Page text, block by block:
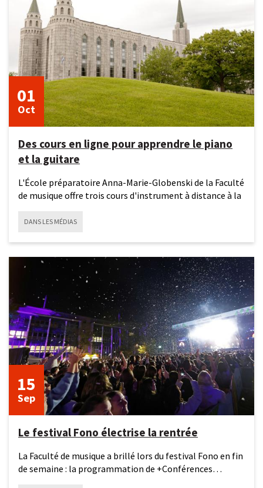
Des cours en ligne pour apprendre le piano
et la guitare
L'École préparatoire Anna-Marie-Globenski de la Faculté
de musique offre trois cours d'instrument à distance à la
01
Oct
DANS LES MÉDIAS
Le festival Fono électrise la rentrée
septembre
La Faculté de musique a brillé lors du festival Fono en fin
de semaine : la programmation de +Conférences
15
Sep